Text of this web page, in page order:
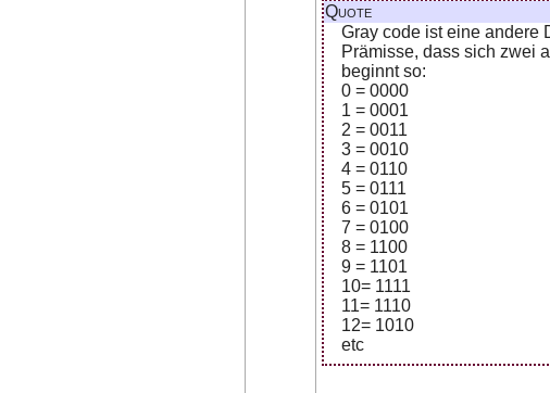
Quote
Gray code ist eine andere
Prämisse, dass sich zwei
beginnt so:
0 = 0000
1 = 0001
2 = 0011
3 = 0010
4 = 0110
5 = 0111
6 = 0101
7 = 0100
8 = 1100
9 = 1101
10= 1111
11= 1110
12= 1010
etc